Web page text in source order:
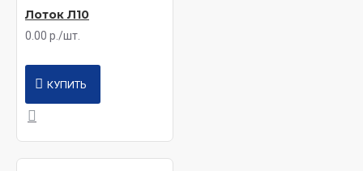
Лоток Л10
0.00 р./шт.
КУПИТЬ